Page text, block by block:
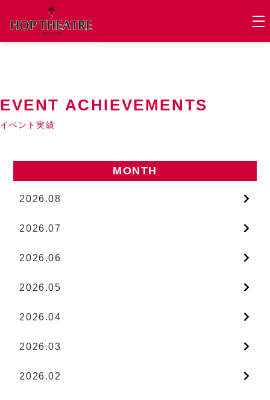
EVENT ACHIEVEMENTS
イベント実績
MONTH
2026.08
2026.07
2026.06
2026.05
2026.04
2026.03
2026.02